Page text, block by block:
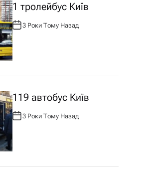
1 тролейбус Київ
А
В
Т
О
Р
:
3 Роки Тому Назад
119 автобус Київ
А
Р
:
3 Роки Тому Назад